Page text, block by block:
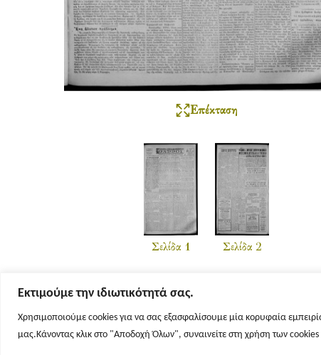
Εκτιμούμε την ιδιωτικότητά σας.
Χρησιμοποιούμε cookies για να σας εξασφαλίσουμε μία κορυφαία
μας.Κάνοντας κλικ στο "Αποδοχή Όλων", συναινείτε στη χρήση των
Επέκταση
Σελίδα 1 Σελίδα 2